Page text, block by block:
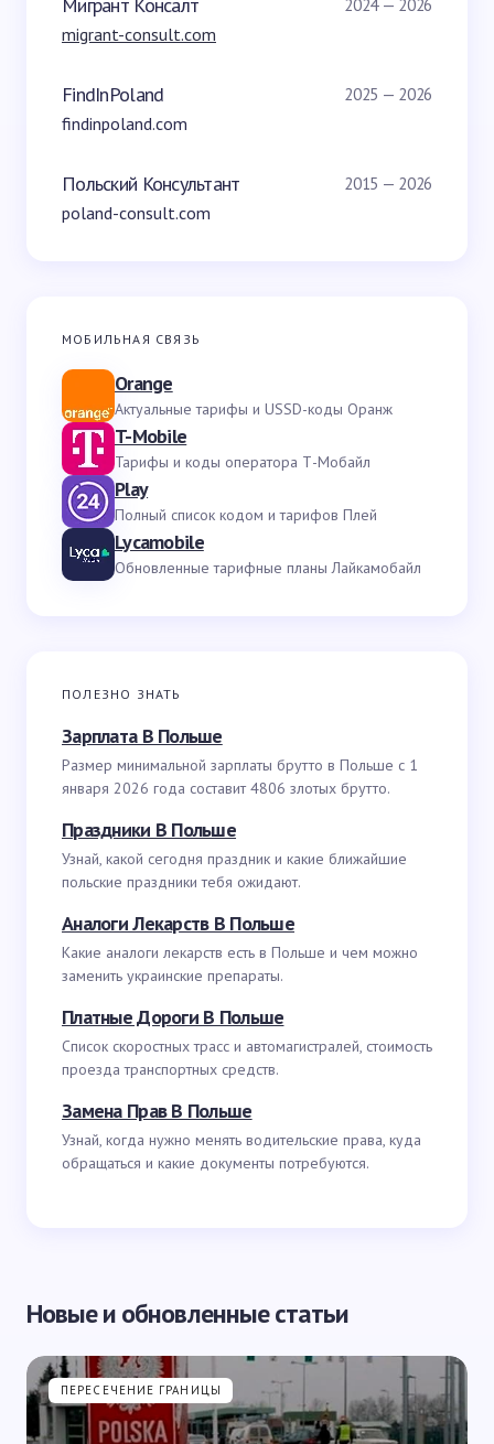
2024 — 2026
migrant-consult.com
FindInPoland 2025 — 2026
findinpoland.com
Польский Консультант 2015 — 2026
poland-consult.com
МОБИЛЬНАЯ СВЯЗЬ
Orange
Актуальные тарифы и USSD-коды Оранж
T-Mobile
Тарифы и коды оператора Т-Мобайл
Play
Полный список кодом и тарифов Плей
Lycamobile
Обновленные тарифные планы Лайкамобайл
ПОЛЕЗНО ЗНАТЬ
Зарплата В Польше
Размер минимальной зарплаты брутто в Польше с 1
января 2026 года составит 4806 злотых брутто.
Праздники В Польше
Узнай, какой сегодня праздник и какие ближайшие
польские праздники тебя ожидают.
Аналоги Лекарств В Польше
Какие аналоги лекарств есть в Польше и чем можно
заменить украинские препараты.
Платные Дороги В Польше
Список скоростных трасс и автомагистралей, стоимость
проезда транспортных средств.
Замена Прав В Польше
Узнай, когда нужно менять водительские права, куда
обращаться и какие документы потребуются.
Новые и обновленные статьи
ПЕРЕСЕЧЕНИЕ ГРАНИЦЫ